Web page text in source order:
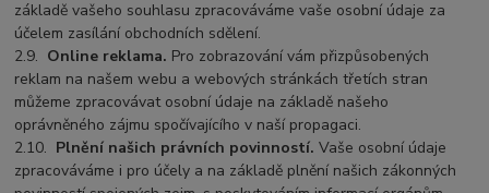
základě vašeho souhlasu zpracováváme vaše osobní údaje za
účelem zasílání obchodních sdělení.
2.9. Online reklama. Pro zobrazování vám přizpůsobených
reklam na našem webu a webových stránkách třetích stran
můžeme zpracovávat osobní údaje na základě našeho
oprávněného zájmu spočívajícího v naší propagaci.
2.10. Plnění našich právních povinností. Vaše osobní údaje
zpracováváme i pro účely a na základě plnění našich zákonných